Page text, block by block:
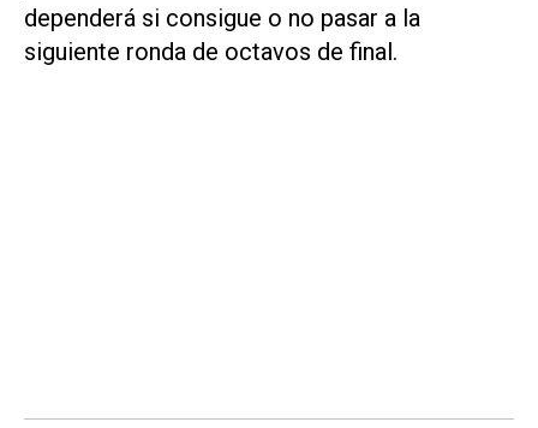
dependerá si consigue o no pasar a la
siguiente ronda de octavos de final.